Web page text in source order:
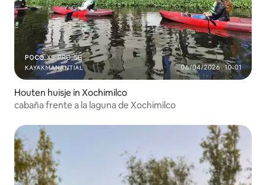
Houten huisje in Xochimilco
cabaña frente a la laguna de Xochimilco